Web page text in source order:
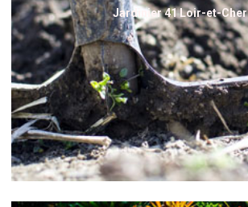
Jardinier 41 Loir-et-Cher